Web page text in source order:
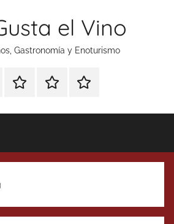
el Vino
Gastronomía y Enoturismo
Enoturismo
Gastronomía
RankingContacto